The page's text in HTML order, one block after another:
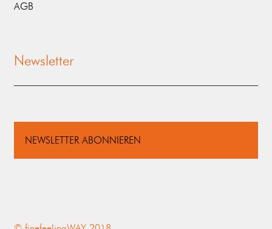
AGB
Newsletter
NEWSLETTER ABONNIEREN